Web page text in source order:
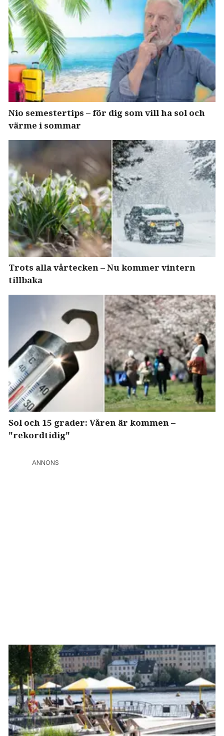
Nio semestertips – för dig som vill ha sol och
värme i sommar
Trots alla vårtecken – Nu kommer vintern
tillbaka
Sol och 15 grader: Våren är kommen –
"rekordtidig"
ANNONS